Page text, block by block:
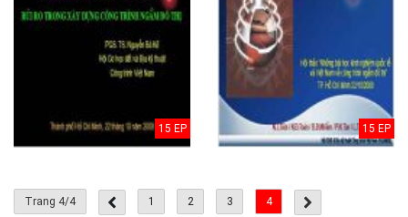
15 EP 15 EP
Trang 4/4 1 2 3 4